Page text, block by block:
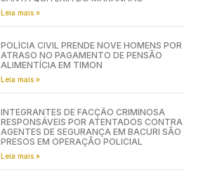
Leia mais »
POLÍCIA CIVIL PRENDE NOVE HOMENS POR
ATRASO NO PAGAMENTO DE PENSÃO
ALIMENTÍCIA EM TIMON
Leia mais »
INTEGRANTES DE FACÇÃO CRIMINOSA
RESPONSÁVEIS POR ATENTADOS CONTRA
AGENTES DE SEGURANÇA EM BACURI SÃO
PRESOS EM OPERAÇÃO POLICIAL
Leia mais »